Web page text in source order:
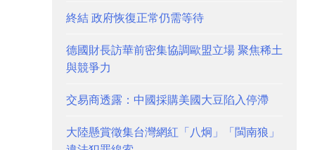
終結 政府恢復正常仍需等待
德國財長訪華前密集協調歐盟立場 聚焦稀土
與競爭力
交易商透露：中國採購美國大豆陷入停滯
大陸懸賞徵集台灣網紅「八炯」「閩南狼」